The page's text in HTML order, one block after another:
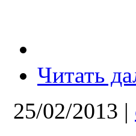
Читать
25/02/2013 |